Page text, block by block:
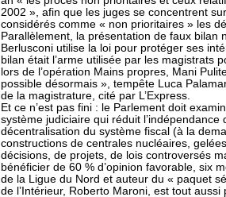
2002 », afin que les juges se concentrent
considérés comme « non prioritaires » les
Parallèlement, la présentation de faux bilan
Berlusconi utilise la loi pour protéger ses
bilan était l’arme utilisée par les magistrats
lors de l’opération Mains propres, Mani
possible désormais », tempête Luca
de la magistrature, cité par L’Express.
Et ce n’est pas fini : le Parlement doit
système judiciaire qui réduit
décentralisation du système fiscal (à la
constructions de centrales nucléaires,
décisions, de projets, de lois controversés
bénéficier de 60 % d’opinion favorable, six
de la Ligue du Nord et auteur du « paquet
de l’Intérieur, Roberto Maroni, est tout